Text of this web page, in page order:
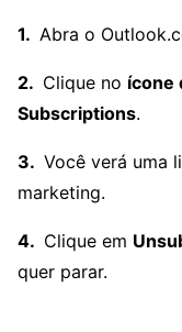
Abra o
Clique no ícone
Subscriptions.
Você verá uma
marketing.
Clique em
quer parar.